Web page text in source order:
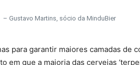
– Gustavo Martins, sócio da MinduBier
para garantir maiores camadas de
em que a maioria das cervejas